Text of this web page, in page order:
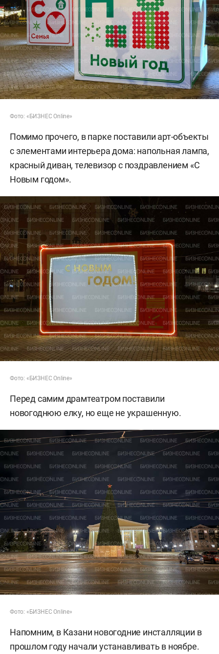
Фото: «БИЗНЕС Online»
Помимо прочего, в парке поставили арт-объекты
с элементами интерьера дома: напольная лампа,
красный диван, телевизор с поздравлением «С
Новым годом».
Фото: «БИЗНЕС Online»
Перед самим драмтеатром поставили
новогоднюю елку, но еще не украшенную.
Фото: «БИЗНЕС Online»
Напомним, в Казани новогодние инсталляции в
прошлом году начали устанавливать в ноябре.